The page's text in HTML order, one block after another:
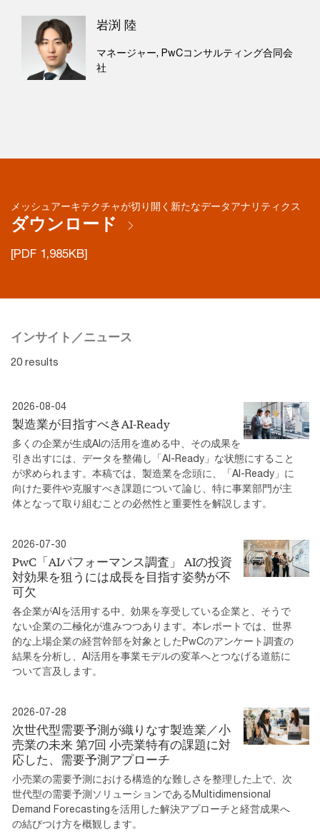
岩渕 陸
マネージャー, PwCコンサルティング合同会
社
メッシュアーキテクチャが切り開く新たなデータアナリティクス
ダウンロード
[PDF 1,985KB]
インサイト／ニュース
20 results
2026-08-04
製造業が目指すべきAI-Ready
多くの企業が生成AIの活用を進める中、その成果を
引き出すには、データを整備し「AI-Ready」な状態にすること
が求められます。本稿では、製造業を念頭に、「AI-Ready」に
向けた要件や克服すべき課題について論じ、特に事業部門が主
体となって取り組むことの必然性と重要性を解説します。
2026-07-30
PwC「AIパフォーマンス調査」 AIの投資
対効果を狙うには成長を目指す姿勢が不
可欠
各企業がAIを活用する中、効果を享受している企業と、そうで
ない企業の二極化が進みつつあります。本レポートでは、世界
的な上場企業の経営幹部を対象としたPwCのアンケート調査の
結果を分析し、AI活用を事業モデルの変革へとつなげる道筋に
ついて言及します。
2026-07-28
次世代型需要予測が織りなす製造業／小
売業の未来 第7回 小売業特有の課題に対
応した、需要予測アプローチ
小売業の需要予測における構造的な難しさを整理した上で、次
世代型の需要予測ソリューションであるMultidimensional
Demand Forecastingを活用した解決アプローチと経営成果へ
の結びつけ方を概観します。